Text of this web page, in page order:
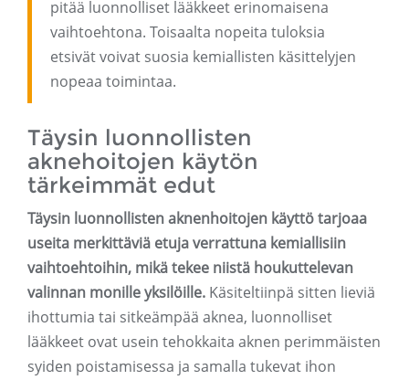
pitää luonnolliset lääkkeet erinomaisena
vaihtoehtona. Toisaalta nopeita tuloksia
etsivät voivat suosia kemiallisten käsittelyjen
nopeaa toimintaa.
Täysin luonnollisten
aknehoitojen käytön
tärkeimmät edut
Täysin luonnollisten aknenhoitojen käyttö tarjoaa
useita merkittäviä etuja verrattuna kemiallisiin
vaihtoehtoihin, mikä tekee niistä houkuttelevan
valinnan monille yksilöille. Käsiteltiinpä sitten lieviä
ihottumia tai sitkeämpää aknea, luonnolliset
lääkkeet ovat usein tehokkaita aknen perimmäisten
syiden poistamisessa ja samalla tukevat ihon